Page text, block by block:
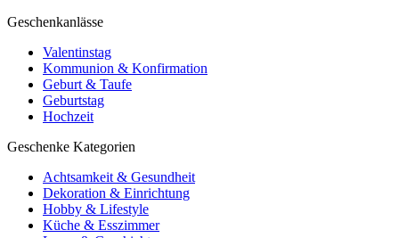
Geschenkanlässe
Valentinstag
Kommunion & Konfirmation
Geburt & Taufe
Geburtstag
Hochzeit
Geschenke Kategorien
Achtsamkeit & Gesundheit
Dekoration & Einrichtung
Hobby & Lifestyle
Küche & Esszimmer